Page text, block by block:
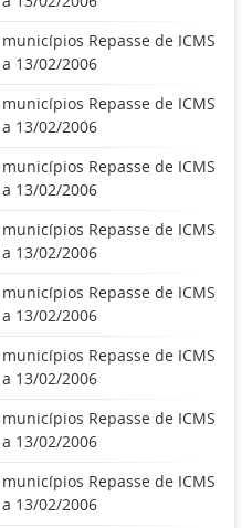
Repasse de ICMS
13/02/2006
Repasse de ICMS
13/02/2006
Repasse de ICMS
13/02/2006
Repasse de ICMS
13/02/2006
Repasse de ICMS
13/02/2006
Repasse de ICMS
13/02/2006
Repasse de ICMS
13/02/2006
Repasse de ICMS
13/02/2006